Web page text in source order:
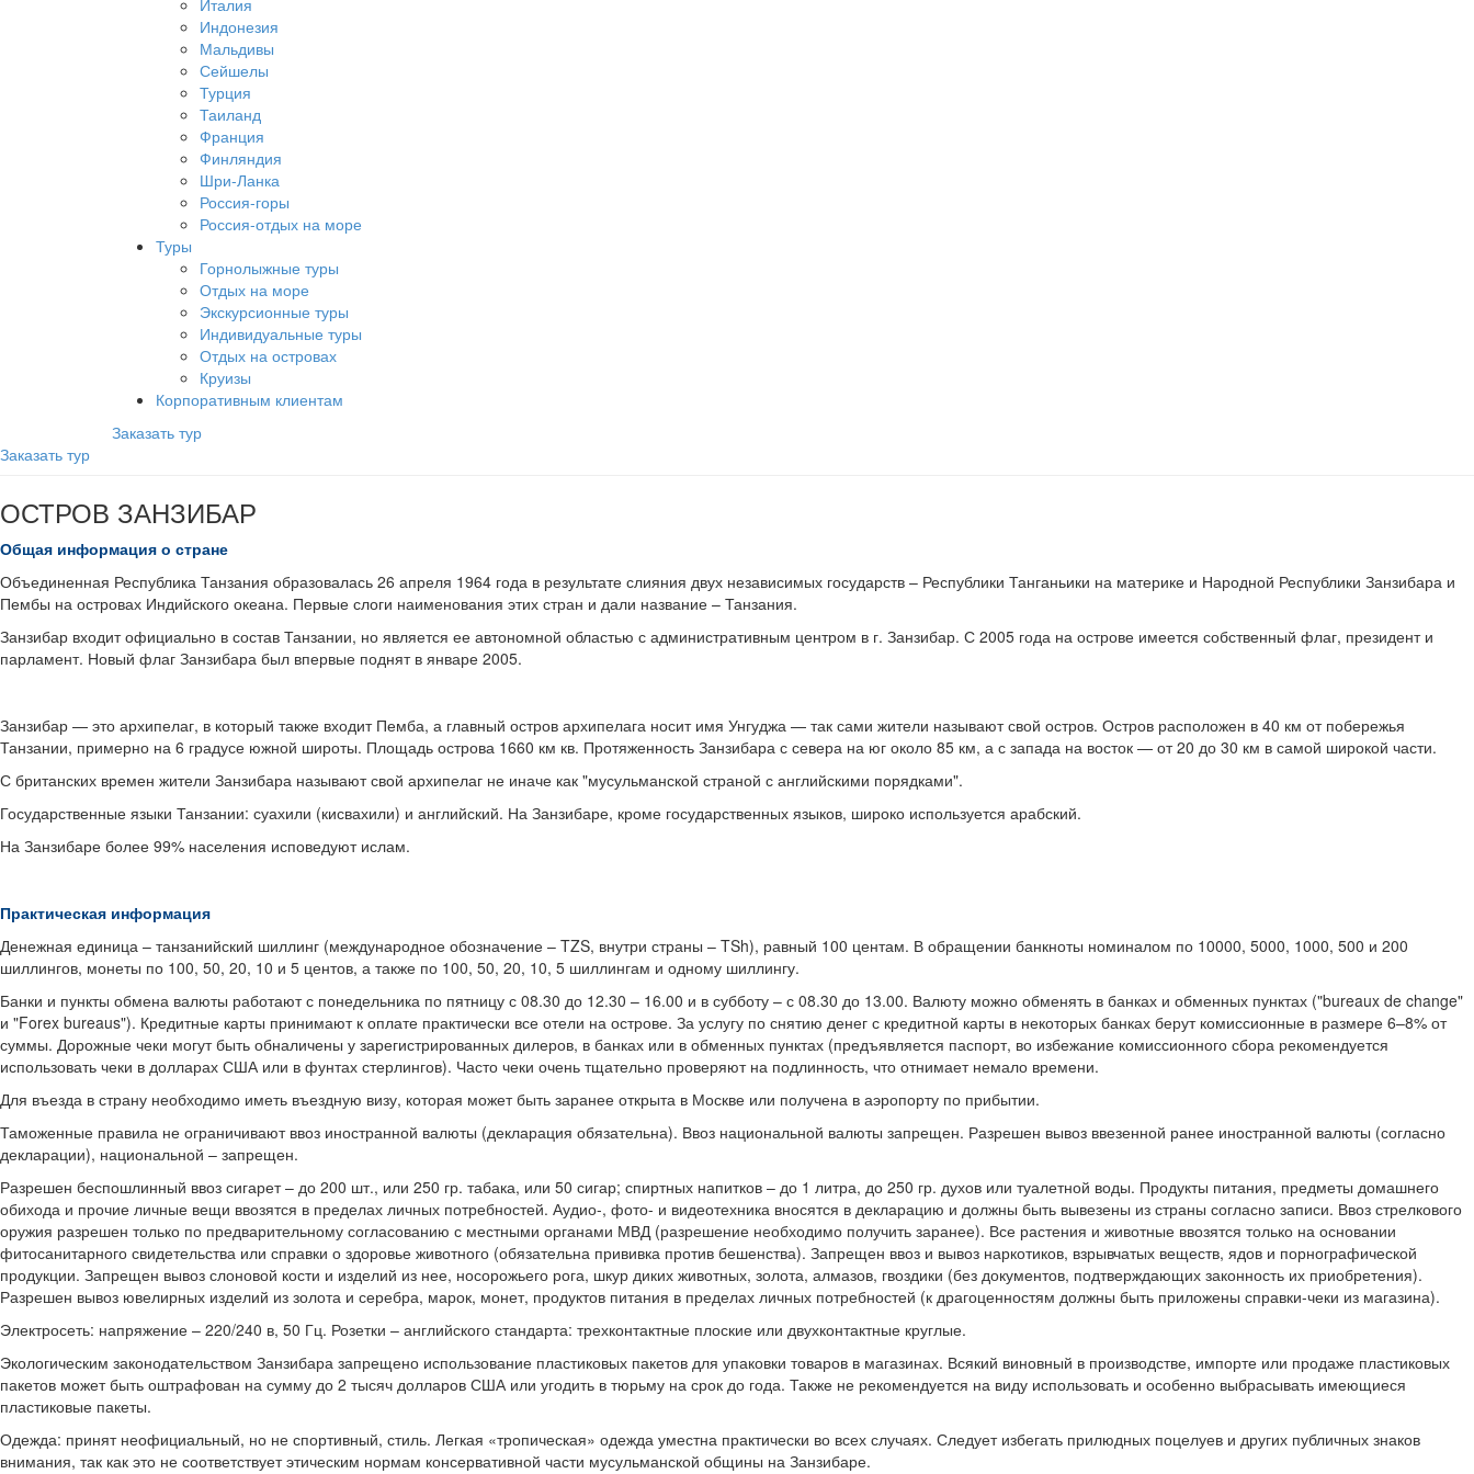
Италия
Индонезия
Мальдивы
Сейшелы
Турция
Таиланд
Франция
Финляндия
Шри-Ланка
Россия-горы
Россия-отдых на море
Туры
Горнолыжные туры
Отдых на море
Экскурсионные туры
Индивидуальные туры
Отдых на островах
Круизы
Корпоративным клиентам
Заказать тур
Заказать тур
ОСТРОВ ЗАНЗИБАР
Общая информация о стране
Объединенная Республика Танзания образовалась 26 апреля 1964 года в результате слияния двух независимых государств – Республики Танганьики на материке и Народной Республики Занзибара и
Пембы на островах Индийского океана. Первые слоги наименования этих стран и дали название – Танзания.
Занзибар входит официально в состав Танзании, но является ее автономной областью с административным центром в г. Занзибар. С 2005 года на острове имеется собственный флаг, президент и
парламент. Новый флаг Занзибара был впервые поднят в январе 2005.
Занзибар — это архипелаг, в который также входит Пемба, а главный остров архипелага носит имя Унгуджа — так сами жители называют свой остров. Остров расположен в 40 км от побережья
Танзании, примерно на 6 градусе южной широты. Площадь острова 1660 км кв. Протяженность Занзибара с севера на юг около 85 км, а с запада на восток — от 20 до 30 км в самой широкой части.
С британских времен жители Занзибара называют свой архипелаг не иначе как "мусульманской страной с английскими порядками".
Государственные языки Танзании: суахили (кисвахили) и английский. На Занзибаре, кроме государственных языков, широко используется арабский.
На Занзибаре более 99% населения исповедуют ислам.
Практическая информация
Денежная единица – танзанийский шиллинг (международное обозначение – TZS, внутри страны – TSh), равный 100 центам. В обращении банкноты номиналом по 10000, 5000, 1000, 500 и 200
шиллингов, монеты по 100, 50, 20, 10 и 5 центов, а также по 100, 50, 20, 10, 5 шиллингам и одному шиллингу.
Банки и пункты обмена валюты работают с понедельника по пятницу с 08.30 до 12.30 – 16.00 и в субботу – с 08.30 до 13.00. Валюту можно обменять в банках и обменных пунктах ("bureaux de change"
и "Forex bureaus"). Кредитные карты принимают к оплате практически все отели на острове. За услугу по снятию денег с кредитной карты в некоторых банках берут комиссионные в размере 6–8% от
суммы. Дорожные чеки могут быть обналичены у зарегистрированных дилеров, в банках или в обменных пунктах (предъявляется паспорт, во избежание комиссионного сбора рекомендуется
использовать чеки в долларах США или в фунтах стерлингов). Часто чеки очень тщательно проверяют на подлинность, что отнимает немало времени.
Для въезда в страну необходимо иметь въездную визу, которая может быть заранее открыта в Москве или получена в аэропорту по прибытии.
Таможенные правила не ограничивают ввоз иностранной валюты (декларация обязательна). Ввоз национальной валюты запрещен. Разрешен вывоз ввезенной ранее иностранной валюты (согласно
декларации), национальной – запрещен.
Разрешен беспошлинный ввоз сигарет – до 200 шт., или 250 гр. табака, или 50 сигар; спиртных напитков – до 1 литра, до 250 гр. духов или туалетной воды. Продукты питания, предметы домашнего
обихода и прочие личные вещи ввозятся в пределах личных потребностей. Аудио-, фото- и видеотехника вносятся в декларацию и должны быть вывезены из страны согласно записи. Ввоз стрелкового
оружия разрешен только по предварительному согласованию с местными органами МВД (разрешение необходимо получить заранее). Все растения и животные ввозятся только на основании
фитосанитарного свидетельства или справки о здоровье животного (обязательна прививка против бешенства). Запрещен ввоз и вывоз наркотиков, взрывчатых веществ, ядов и порнографической
продукции. Запрещен вывоз слоновой кости и изделий из нее, носорожьего рога, шкур диких животных, золота, алмазов, гвоздики (без документов, подтверждающих законность их приобретения).
Разрешен вывоз ювелирных изделий из золота и серебра, марок, монет, продуктов питания в пределах личных потребностей (к драгоценностям должны быть приложены справки-чеки из магазина).
Электросеть: напряжение – 220/240 в, 50 Гц. Розетки – английского стандарта: трехконтактные плоские или двухконтактные круглые.
Экологическим законодательством Занзибара запрещено использование пластиковых пакетов для упаковки товаров в магазинах. Всякий виновный в производстве, импорте или продаже пластиковых
пакетов может быть оштрафован на сумму до 2 тысяч долларов США или угодить в тюрьму на срок до года. Также не рекомендуется на виду использовать и особенно выбрасывать имеющиеся
пластиковые пакеты.
Одежда: принят неофициальный, но не спортивный, стиль. Легкая «тропическая» одежда уместна практически во всех случаях. Следует избегать прилюдных поцелуев и других публичных знаков
внимания, так как это не соответствует этическим нормам консервативной части мусульманской общины на Занзибаре.